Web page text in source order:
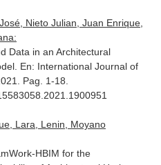
Nieto Julian, Juan Enrique,
Data in an Architectural
En: International Journal of
Pag. 1-18.
Lara, Lenin, Moyano
HBIM for the